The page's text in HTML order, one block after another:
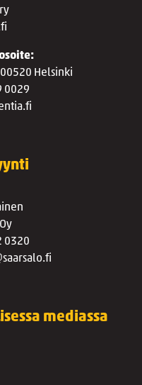
Helsinki
0029
0320
mediassa